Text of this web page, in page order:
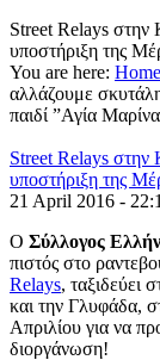
Street Relays στην
υποστήριξη της
You are here: Home
αλλάζουμε
παιδί ”Αγία
Street Relays στην
υποστήριξη της
21 April 2016 -
Ο Σύλλογος
πιστός στο
Relays, ταξιδεύει
και την Γλυφάδα,
Απριλίου για να
διοργάνωση!